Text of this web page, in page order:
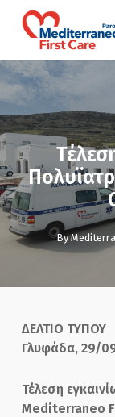
content
By
ΔΕΛΤΙΟ ΤΥΠΟΥ
Γλυφάδα, 29/
Τέλεση
Mediterraneo